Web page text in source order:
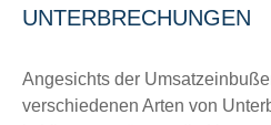
UNTERBRECHUNGEN
Angesichts der
verschiedenen Arten von